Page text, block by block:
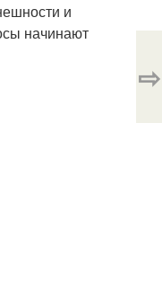
и
начинают
⇨